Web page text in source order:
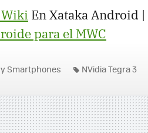
En Xataka Android |
para el MWC
Smartphones NVidia Tegra 3